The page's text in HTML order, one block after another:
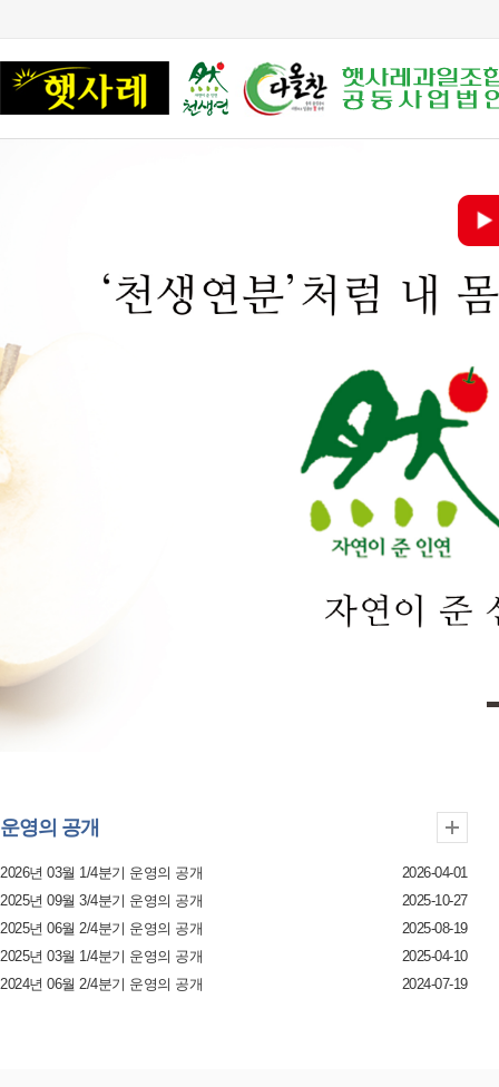
운영의 공개
2026년 03월 1/4분기 운영의 공개
2026-04-01
2025년 09월 3/4분기 운영의 공개
2025-10-27
2025년 06월 2/4분기 운영의 공개
2025-08-19
2025년 03월 1/4분기 운영의 공개
2025-04-10
2024년 06월 2/4분기 운영의 공개
2024-07-19